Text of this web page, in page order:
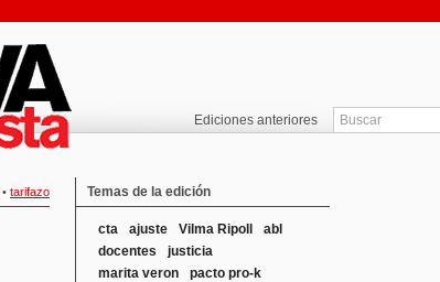
Ediciones anteriores
• tarifazo Temas de la edición
cta ajuste Vilma Ripoll
abl
docentes
justicia
marita veron
pacto pro-k